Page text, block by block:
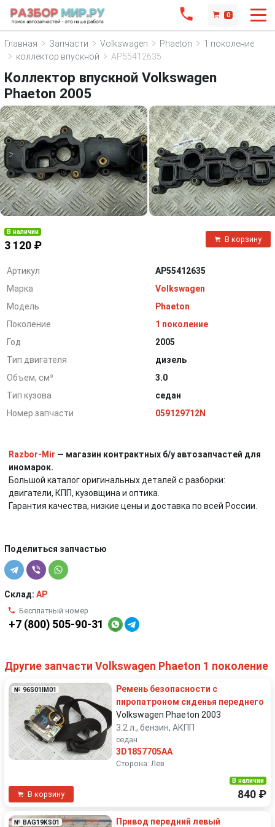
0
Главная Запчасти Volkswagen Phaeton
1 поколение
коллектор впускной
AP55412635
Коллектор впускной Volkswagen
Phaeton 2005
В наличии
3 120 ₽
В корзину
Артикул
AP55412635
Марка
Volkswagen
Модель
Phaeton
Поколение
1 поколение
Год
2005
Тип двигателя
дизель
Объем, см³
3.0
Тип кузова
седан
Номер запчасти
059129712N
Razbor-Mir — магазин контрактных б/у автозапчастей для
иномарок.
Большой каталог оригинальных деталей с разборки:
двигатели, КПП, кузовщина и оптика.
Гарантия качества, низкие цены и доставка по всей России.
Поделиться запчастью
Склад: AP
Бесплатный номер
+7 (800) 505-90-31
Другие запчасти Volkswagen Phaeton 1 поколение
№ 96S01IM01
Ремень безопасности с
пиропатроном сиденья переднего
Volkswagen Phaeton 2003
3.2 л., бензин, АКПП
седан
3D1857705AA
Сторона: Лев
В корзину
В наличии
840 ₽
№ BAG19KS01
Привод передний левый